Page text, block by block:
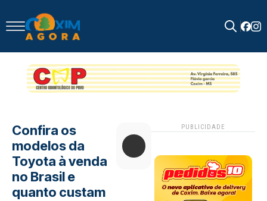
for:
Confira os
modelos da
Toyota à venda
no Brasil e
quanto custam
PUBLICIDADE